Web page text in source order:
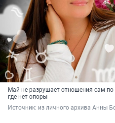
Май не разрушает отношения сам по
где нет опоры
Источник: из личного архива Анны